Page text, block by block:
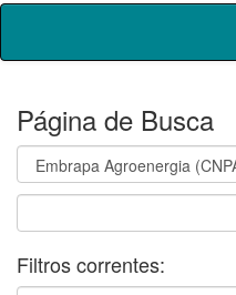
Skip
Página de Busca
Filtros correntes: